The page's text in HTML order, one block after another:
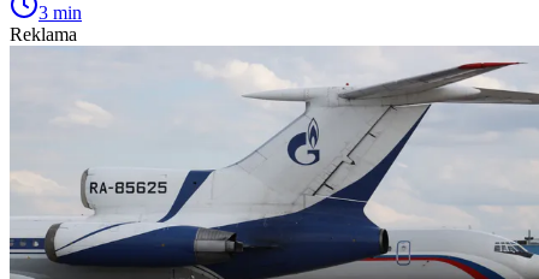
3 min
Reklama